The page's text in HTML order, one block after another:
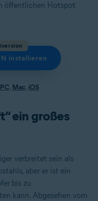
öffentlichen Hotspot
installieren
PC, Mac, iOS
ein großes
verbreitet sein als
aber er ist ein
bis zu
kann. Abgesehen vom